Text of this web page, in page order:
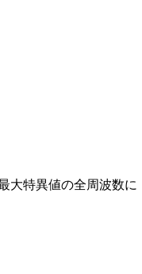
大特異値の全周波数に